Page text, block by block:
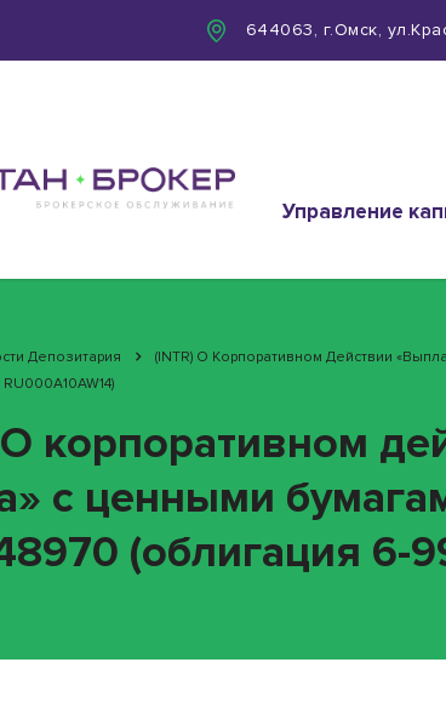
644063, г.Омск,
Управление
Депозитария
(INTR) О Корпоративном Действии
О корпоративном
с ценными
(облигация 6-